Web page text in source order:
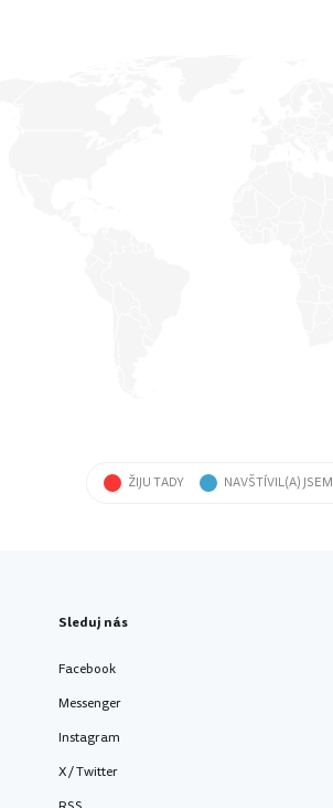
ŽIJU TADY NAVŠTÍVIL(A) JSEM
Sleduj nás
Facebook
Messenger
Instagram
X / Twitter